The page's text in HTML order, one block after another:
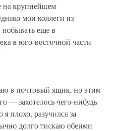
на крупнейшем
мои коллеги из
побывать еще в
в юго-восточной части
в почтовый ящик, но этим
— захотелось чего-нибудь
плохо, разучился за
долго тискаю обеими